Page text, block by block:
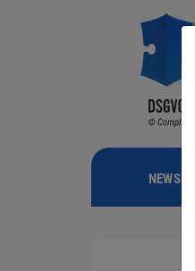
NEWS